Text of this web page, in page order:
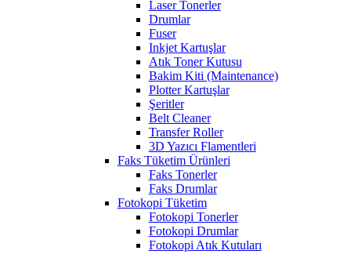
Laser Tonerler
Drumlar
Fuser
Inkjet Kartuşlar
Atık Toner Kutusu
Bakim Kiti (Maintenance)
Plotter Kartuşlar
Şeritler
Belt Cleaner
Transfer Roller
3D Yazıcı Flamentleri
Faks Tüketim Ürünleri
Faks Tonerler
Faks Drumlar
Fotokopi Tüketim
Fotokopi Tonerler
Fotokopi Drumlar
Fotokopi Atık Kutuları